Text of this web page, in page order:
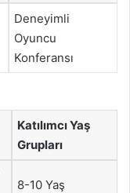
Deneyimli
Oyuncu
Konferansı
Katılımcı Yaş
Grupları
8-10 Yaş